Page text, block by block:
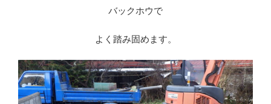
バックホウで
よく踏み固めます。